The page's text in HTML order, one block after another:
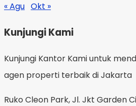
« Agu Okt »
Kunjungi Kami
Kunjungi Kantor Kami untuk
agen properti terbaik di Jakarta
Ruko Cleon Park, Jl. Jkt Garden